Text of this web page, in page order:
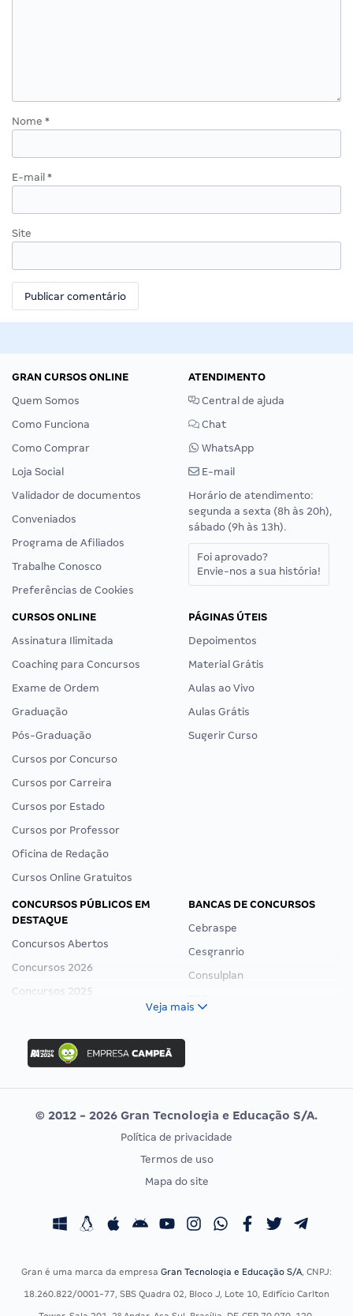
Nome *
E-mail *
Site
GRAN CURSOS ONLINE
Quem Somos
Como Funciona
Como Comprar
Loja Social
Validador de documentos
Conveniados
Programa de Afiliados
Trabalhe Conosco
Preferências de Cookies
ATENDIMENTO
Central de ajuda
Chat
WhatsApp
E-mail
Horário de atendimento:
segunda a sexta (8h às 20h),
sábado (9h às 13h).
Foi aprovado?
Envie-nos a sua história!
CURSOS ONLINE
Assinatura Ilimitada
Coaching para Concursos
Exame de Ordem
Graduação
Pós-Graduação
Cursos por Concurso
Cursos por Carreira
Cursos por Estado
Cursos por Professor
Oficina de Redação
Cursos Online Gratuitos
PÁGINAS ÚTEIS
Depoimentos
Material Grátis
Aulas ao Vivo
Aulas Grátis
Sugerir Curso
CONCURSOS PÚBLICOS EM
DESTAQUE
Concursos Abertos
Concursos 2026
Concursos 2025
Concurso Ibama
Concurso MPU
Editais publicados
BANCAS DE CONCURSOS
Cebraspe
Cesgranrio
Consulplan
Vunesp
CONCURSOS POR PROFISSÃO
Concursos Fiscais
EXAME DE ORDEM
Calendário OAB
Veja mais
© 2012 - 2026 Gran Tecnologia e Educação S/A.
Política de privacidade
Termos de uso
Mapa do site
Gran é uma marca da empresa Gran Tecnologia e Educação S/A, CNPJ:
18.260.822/0001-77, SBS Quadra 02, Bloco J, Lote 10, Edifício Carlton